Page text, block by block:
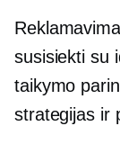
susisiekti su
taikymo
strategijas ir